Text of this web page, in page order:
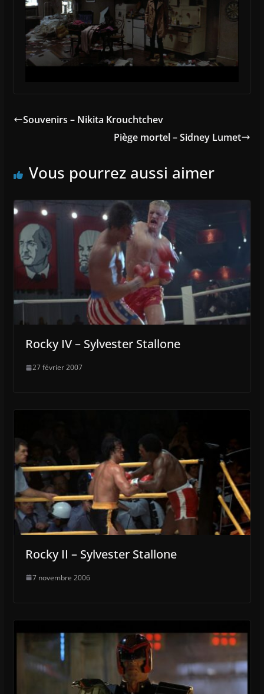
Souvenirs – Nikita Krouchtchev
Piège mortel – Sidney Lumet
Vous pourrez aussi aimer
Rocky IV – Sylvester Stallone
27 février 2007
Rocky II – Sylvester Stallone
7 novembre 2006